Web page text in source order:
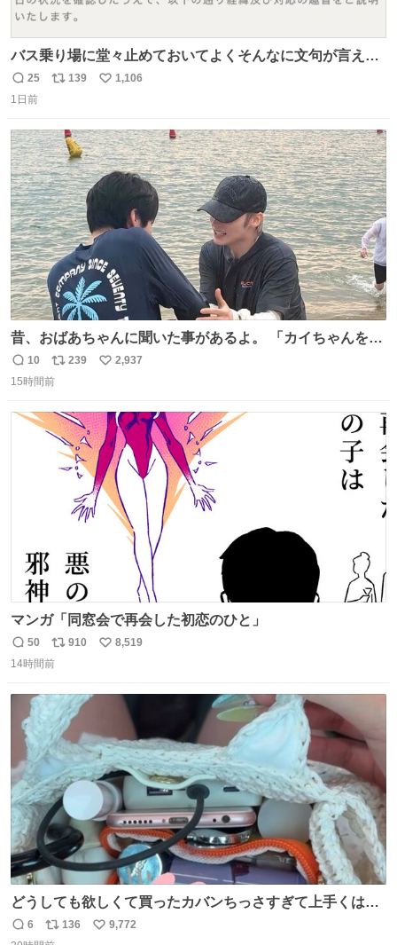
バス乗り場に堂々止めておいてよくそんなに文句が言える
ね 運転士は日本人やったのなら韓国人は関係ないし、なん
なら68歳も関係ない…
返
信
25
リ
ト
数
139
い
数
1,106
1日前
昔、おばあちゃんに聞いた事があるよ。 「カイちゃんをい
じめると、アイツが海から上がって来るぞ。」って。
返
信
10
リ
ポ
ト
数
239
い
数
2,937
15時間前
マンガ「同窓会で再会した初恋のひと」
返
信
50
リ
ポ
ト
数
910
い
8,519
14時間前
どうしても欲しくて買ったカバンちっさすぎて上手くはめ
ないと荷物入らん。女のカバンってなんでこんなちっさい
返
6
リ
136
い
9,772